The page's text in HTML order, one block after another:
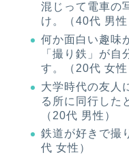
混じって電車の
け。（40代 男性
何か面白い趣味
「撮り鉄」が
す。（20代 女性
大学時代の友人
る所に同行した
（20代 男性）
鉄道が好きで撮
代 女性）